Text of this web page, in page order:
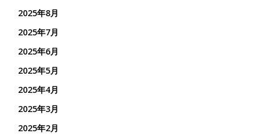
2025年8月
2025年7月
2025年6月
2025年5月
2025年4月
2025年3月
2025年2月